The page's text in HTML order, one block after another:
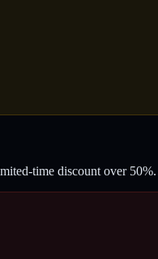
time discount over 50%.